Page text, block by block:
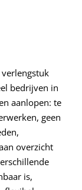
bedrijven in
aanlopen: te
geen
overzicht
is,